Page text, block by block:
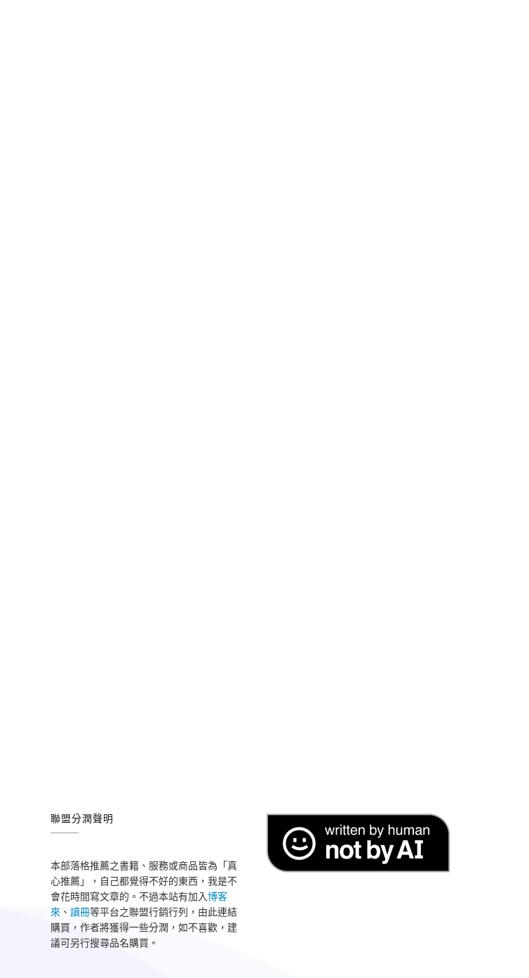
聯盟分潤聲明
本部落格推薦之書籍、服務或商品皆為「真
心推薦」，自己都覺得不好的東西，我是不
會花時間寫文章的。不過本站有加入博客
來 、 讀冊等平台之聯盟行銷行列，由此連結
購買，作者將獲得一些分潤，如不喜歡，建
議可另行搜尋品名購買。